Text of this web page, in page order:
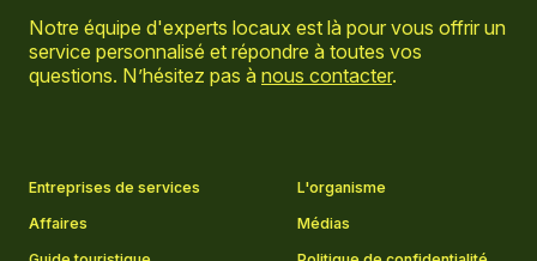
Notre équipe d'experts locaux est là pour vous offrir un
service personnalisé et répondre à toutes vos
questions. N’hésitez pas à nous contacter.
Entreprises de services
L'organisme
Affaires
Médias